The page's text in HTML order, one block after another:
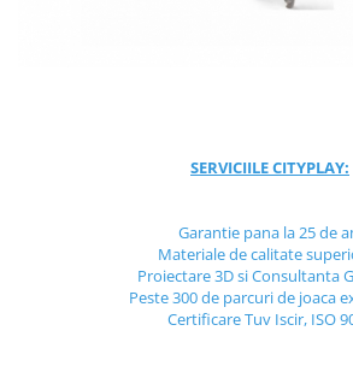
Animale din cauciuc
SPORT SI FITNESS
Skateboarding
SERVICIILE CITYPLAY:
Garantie pana la 25 de
Materiale de calitate
Proiectare 3D si Consultanta
Peste 300 de parcuri de joaca
Certificare Tuv Iscir, ISO